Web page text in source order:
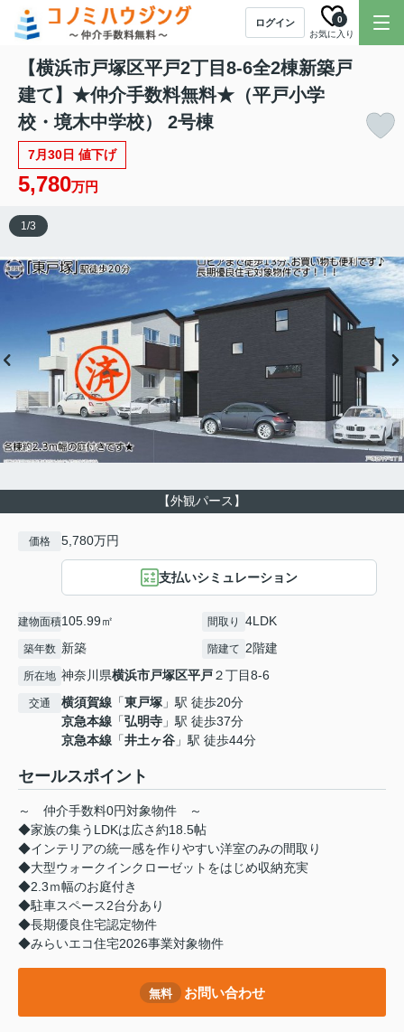
ログイン
お気に入り
0
【横浜市戸塚区平戸2丁目8-6全2棟新築戸
建て】★仲介手数料無料★（平戸小学
校・境木中学校） 2号棟
7月30日 値下げ
5,780万円
【外観パース】
1/3
価格 5,780万円
支払いシミュレーション
建物面積105.99㎡ 間取り 4LDK
築年数 新築 階建て 2階建
所在地 神奈川県横浜市戸塚区平戸２丁目8-6
交通 横須賀線 「東戸塚 」駅 徒歩20分
京急本線 「弘明寺 」駅 徒歩37分
京急本線 「井土ヶ谷 」駅 徒歩44分
セールスポイント
～ 仲介手数料0円対象物件 ～
◆家族の集うLDKは広さ約18.5帖
◆インテリアの統一感を作りやすい洋室のみの間取り
◆大型ウォークインクローゼットをはじめ収納充実
◆2.3ｍ幅のお庭付き
◆駐車スペース2台分あり
◆長期優良住宅認定物件
◆みらいエコ住宅2026事業対象物件
無料 お問い合わせ